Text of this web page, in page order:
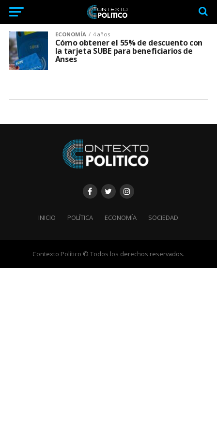
ECONOMÍA 4 años
Cómo obtener el 55% de descuento con
la tarjeta SUBE para beneficiarios de
Anses
INICIO POLÍTICA ECONOMÍA SOCIEDAD
Contexto Político © Todos los derechos reservados.